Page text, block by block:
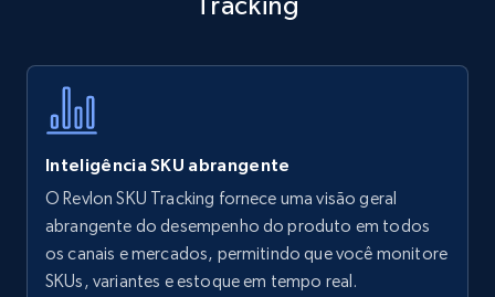
Title, Seller name, Brand, Description, Initial
Amazon products - find products by using
upc numbers
Title, Seller name, Brand, Description, Initial
Inteligência SKU abrangente
O Revlon SKU Tracking fornece uma visão geral
abrangente do desempenho do produto em todos
os canais e mercados, permitindo que você monitore
SKUs, variantes e estoque em tempo real.